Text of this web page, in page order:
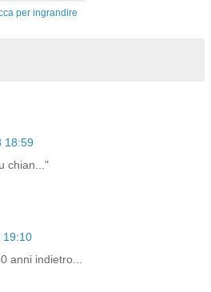
per ingrandire
18:59
chian..."
19:10
anni indietro...